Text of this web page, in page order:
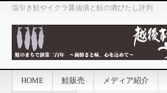
塩引き鮭やイクラ醤油漬と鮭の酒びたし評判
HOME 鮭販売 メディア紹介